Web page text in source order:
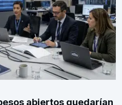
abiertos quedarían